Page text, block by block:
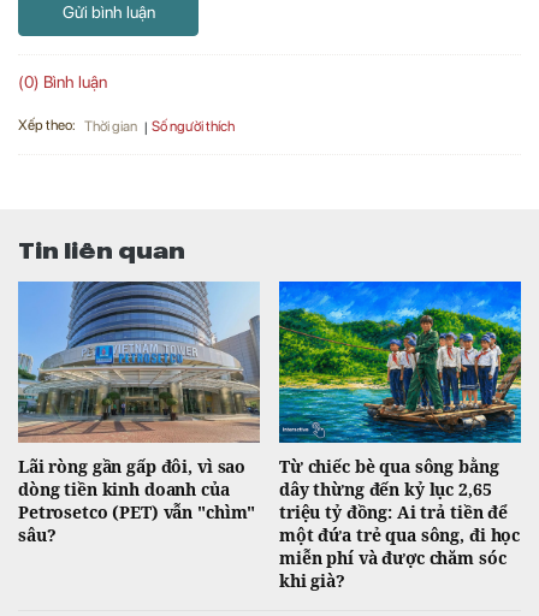
Gửi bình luận
(0) Bình luận
Xếp theo: Thời gian Số người thích
Tin liên quan
Lãi ròng gần gấp đôi, vì sao
dòng tiền kinh doanh của
Petrosetco (PET) vẫn "chìm"
sâu?
Từ chiếc bè qua sông bằng
dây thừng đến kỷ lục 2,65
triệu tỷ đồng: Ai trả tiền để
một đứa trẻ qua sông, đi học
miễn phí và được chăm sóc
khi già?